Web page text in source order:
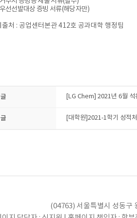
선선발대상 증빙 서류(해당자만)
출처 : 공업센터본관 412호 공과대학 행정팀
[LG Chem] 2021년 6월
[대학원]2021-1학기 성적
(04763) 서울특별시 성동구